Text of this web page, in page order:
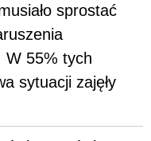
sprostać
W 55% tych
sytuacji zajęły